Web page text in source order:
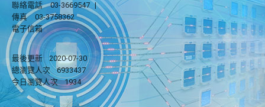
聯絡電話
03-3669547 |
傳真
03-3758362
電子信箱
最後更新
2020-07-30
總瀏覽人次
6933437
今日瀏覽人次
1934